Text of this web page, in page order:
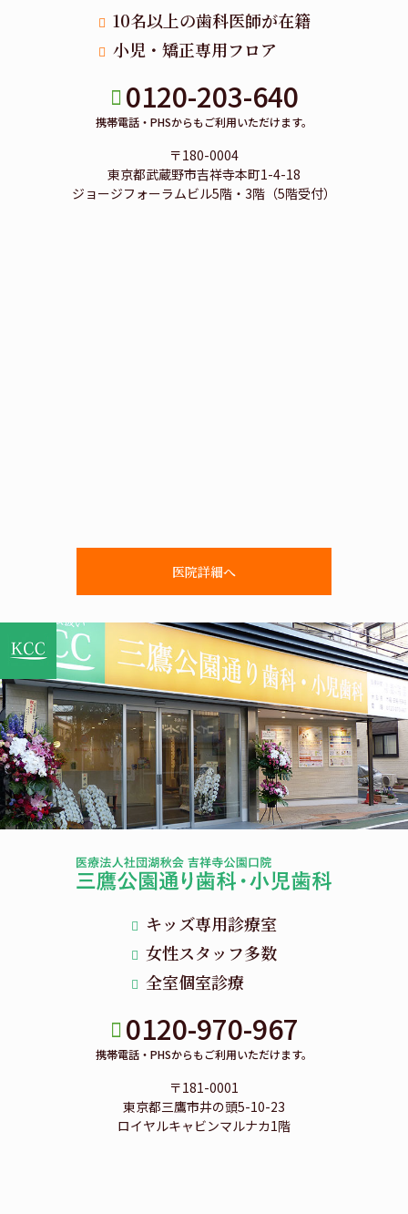
10名以上の歯科医師が在籍
小児・矯正専用フロア
0120-203-640
携帯電話・PHSからもご利用いただけます。
〒180-0004
東京都武蔵野市吉祥寺本町1-4-18
ジョージフォーラムビル5階・3階（5階受付）
医院詳細へ
キッズ専用診療室
女性スタッフ多数
全室個室診療
0120-970-967
携帯電話・PHSからもご利用いただけます。
〒181-0001
東京都三鷹市井の頭5-10-23
ロイヤルキャビンマルナカ1階